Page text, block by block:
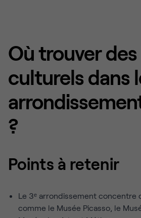
Où trouver
culturels dans
?
Points à retenir
Le 3ᵉ arrondissement concentre
comme le Musée Picasso, le